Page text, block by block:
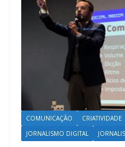
COMUNICAÇÃO CRIATIVIDADE
JORNALISMO DIGITAL